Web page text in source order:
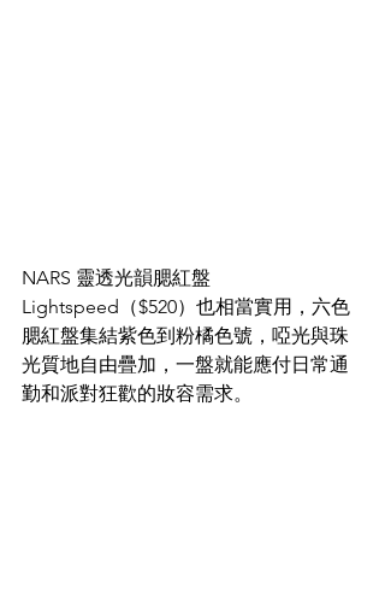
NARS 靈透光韻腮紅盤
Lightspeed（$520）也相當實用，六色
腮紅盤集結紫色到粉橘色號，啞光與珠
光質地自由疊加，一盤就能應付日常通
勤和派對狂歡的妝容需求。